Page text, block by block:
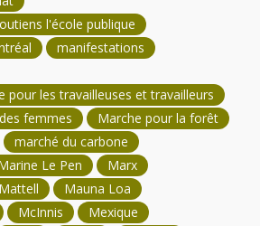
l'école publique
manifestations
pour les travailleuses et travailleurs
femmes
Marche pour la forêt
marché du carbone
Le Pen
Marx
Mattell
Mauna Loa
McInnis
Mexique